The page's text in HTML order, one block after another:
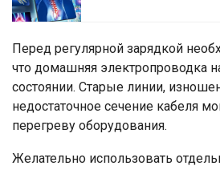
Перед регулярной зарядкой
что домашняя электропроводка
состоянии. Старые линии,
недостаточное сечение кабеля
перегреву оборудования.
Желательно использовать